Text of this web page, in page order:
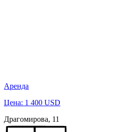
Аренда
Цена: 1 400 USD
Драгомирова, 11